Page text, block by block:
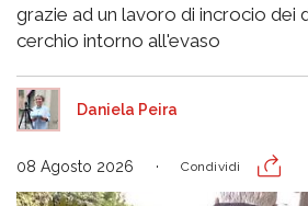
grazie ad un lavoro di incrocio dei
cerchio intorno all'evaso
Daniela Peira
08 Agosto 2026 Condividi